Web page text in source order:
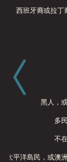
太平洋島民，或澳
不
多
黑人，
西班牙裔或拉